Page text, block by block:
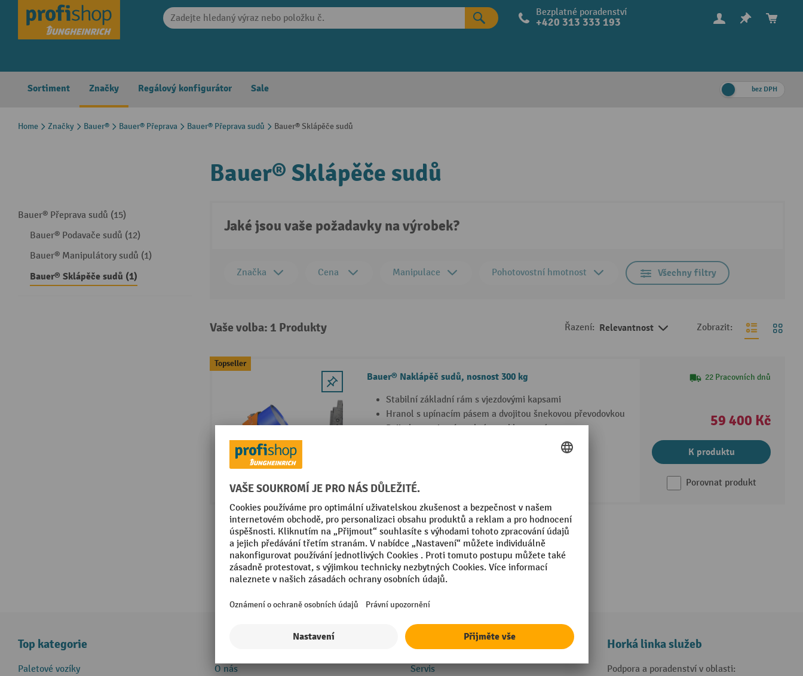
Skip to main navigation Bezplatné poradenství
+420 313 333 193
Sortiment Značky Regálový konfigurátor Sale bez DPH
Home Značky Bauer® Bauer® Přeprava Bauer® Přeprava sudů Bauer® Sklápěče sudů
Bauer® Přeprava sudů (15)
Bauer® Podavače sudů (12)
Bauer® Manipulátory sudů (1)
Bauer® Sklápěče sudů (1)
Bauer® Sklápěče sudů
Jaké jsou vaše požadavky na výrobek?
Značka Cena Manipulace Pohotovostní hmotnost Všechny filtry
Vaše volba: 1 Produkty Řazení: Relevantnost Zobrazit:
Topseller
Bauer® Naklápěč sudů, nosnost 300 kg
Stabilní základní rám s vjezdovými kapsami
Hranol s upínacím pásem a dvojitou šnekovou převodovkou
Pojistka proti neúmyslnému uklouznutí
6 Varianty
22 Pracovních dnů
59 400 Kč
K produktu
Porovnat produkt
Top kategorie
Paletové vozíky
O nás
Servis
Servis
Horká linka služeb
Podpora a poradenství v oblasti: